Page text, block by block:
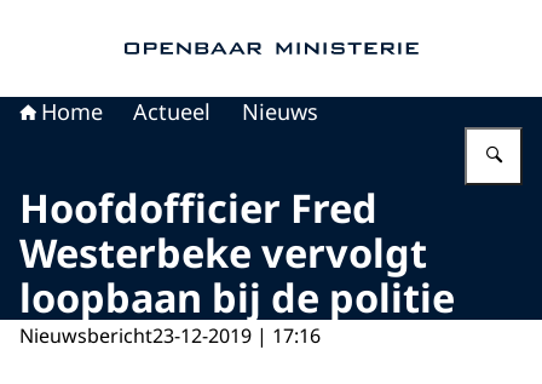
Home Actueel Nieuws
Hoofdofficier Fred
Westerbeke vervolgt
loopbaan bij de politie
Nieuwsbericht23-12-2019 | 17:16